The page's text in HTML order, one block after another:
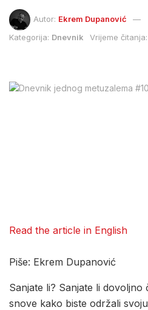
Autor: Ekrem Dupanović
Kategorija: Dnevnik Vrijeme
Read the article in English
Piše: Ekrem Dupanović
Sanjate li? Sanjate li
snove kako biste održali